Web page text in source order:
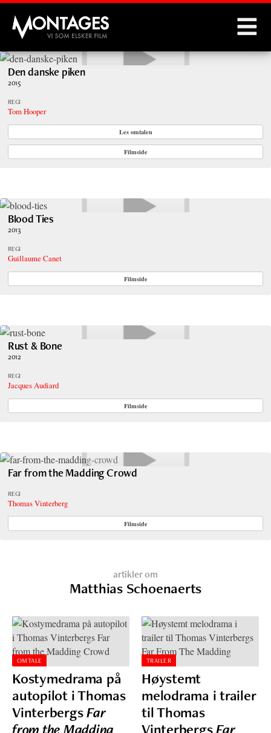
Montages
Den danske piken
2015
REGI
Tom Hooper
Les omtalen
Filmside
Blood Ties
2013
REGI
Guillaume Canet
Filmside
Rust & Bone
2012
REGI
Jacques Audiard
Filmside
Far from the Madding Crowd
REGI
Thomas Vinterberg
Filmside
artikler om
Matthias Schoenaerts
OMTALE
Kostymedrama på
autopilot i Thomas
VinterbergsFar
TRAILER
Høystemt
melodrama i trailer
til Thomas